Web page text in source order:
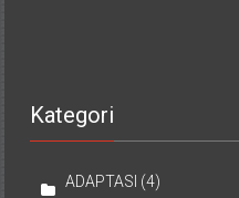
Kategori
ADAPTASI (4)